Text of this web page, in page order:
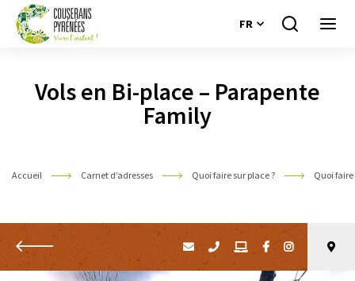
FR
Je
Vols en Bi-place – Parapente
Family
Accueil Carnet d’adresses Quoi faire sur place ? Quoi
Retour